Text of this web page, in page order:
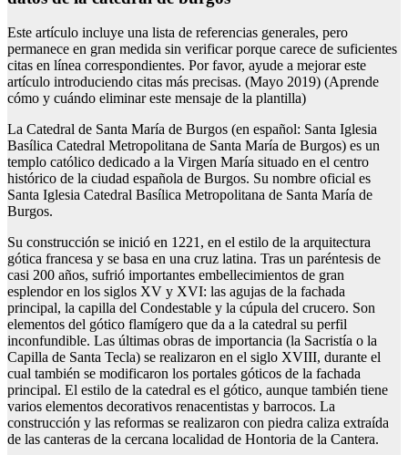
Este artículo incluye una lista de referencias generales, pero
permanece en gran medida sin verificar porque carece de suficientes
citas en línea correspondientes. Por favor, ayude a mejorar este
artículo introduciendo citas más precisas. (Mayo 2019) (Aprende
cómo y cuándo eliminar este mensaje de la plantilla)
La Catedral de Santa María de Burgos (en español: Santa Iglesia
Basílica Catedral Metropolitana de Santa María de Burgos) es un
templo católico dedicado a la Virgen María situado en el centro
histórico de la ciudad española de Burgos. Su nombre oficial es
Santa Iglesia Catedral Basílica Metropolitana de Santa María de
Burgos.
Su construcción se inició en 1221, en el estilo de la arquitectura
gótica francesa y se basa en una cruz latina. Tras un paréntesis de
casi 200 años, sufrió importantes embellecimientos de gran
esplendor en los siglos XV y XVI: las agujas de la fachada
principal, la capilla del Condestable y la cúpula del crucero. Son
elementos del gótico flamígero que da a la catedral su perfil
inconfundible. Las últimas obras de importancia (la Sacristía o la
Capilla de Santa Tecla) se realizaron en el siglo XVIII, durante el
cual también se modificaron los portales góticos de la fachada
principal. El estilo de la catedral es el gótico, aunque también tiene
varios elementos decorativos renacentistas y barrocos. La
construcción y las reformas se realizaron con piedra caliza extraída
de las canteras de la cercana localidad de Hontoria de la Cantera.